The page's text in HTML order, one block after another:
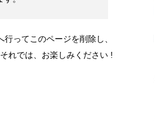
行ってこのページを削除し、
れでは、お楽しみください !